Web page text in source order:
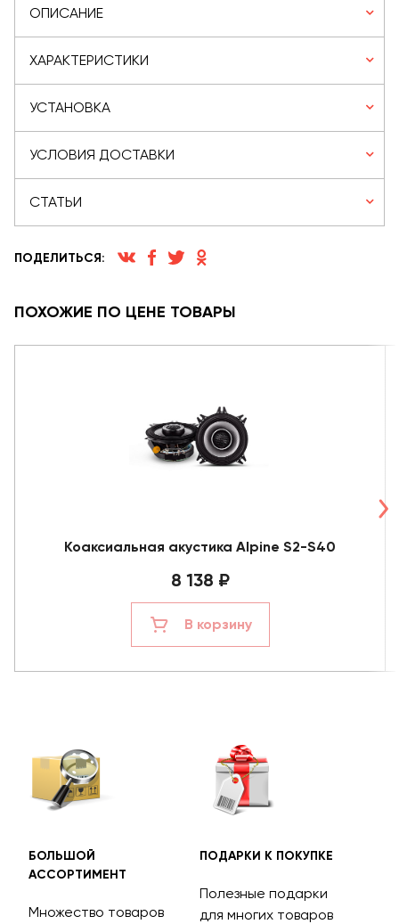
ОПИСАНИЕ
ХАРАКТЕРИСТИКИ
УСТАНОВКА
УСЛОВИЯ ДОСТАВКИ
СТАТЬИ
ПОДЕЛИТЬСЯ:
ПОХОЖИЕ ПО ЦЕНЕ ТОВАРЫ
Коаксиальная акустика Alpine S2-S40
8 138 ₽
В корзину
БОЛЬШОЙ
АССОРТИМЕНТ
Множество товаров
ПОДАРКИ К ПОКУПКЕ
Полезные подарки
для многих товаров